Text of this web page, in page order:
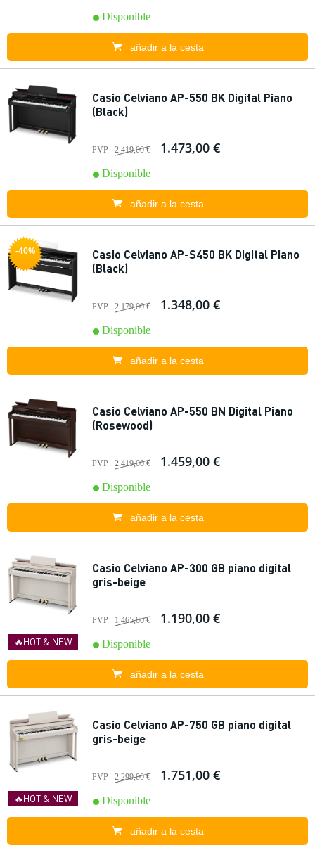
Disponible
añadir a la cesta
Casio Celviano AP-550 BK Digital Piano
(Black)
PVP 2.419,00 € 1.473,00 €
Disponible
añadir a la cesta
-40%
Casio Celviano AP-S450 BK Digital Piano
(Black)
PVP 2.179,00 € 1.348,00 €
Disponible
añadir a la cesta
Casio Celviano AP-550 BN Digital Piano
(Rosewood)
PVP 2.419,00 € 1.459,00 €
Disponible
añadir a la cesta
🔥HOT & NEW
Casio Celviano AP-300 GB piano digital
gris-beige
PVP 1.465,00 € 1.190,00 €
Disponible
añadir a la cesta
🔥HOT & NEW
Casio Celviano AP-750 GB piano digital
gris-beige
PVP 2.299,00 € 1.751,00 €
Disponible
añadir a la cesta